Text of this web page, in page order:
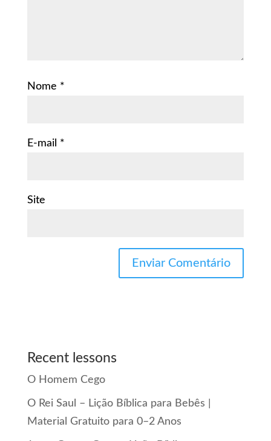
Nome *
E-mail *
Site
Recent lessons
O Homem Cego
O Rei Saul – Lição Bíblica para Bebês |
Material Gratuito para 0–2 Anos